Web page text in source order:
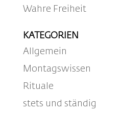
Wahre Freiheit
KATEGORIEN
Allgemein
Montagswissen
Rituale
stets und ständig